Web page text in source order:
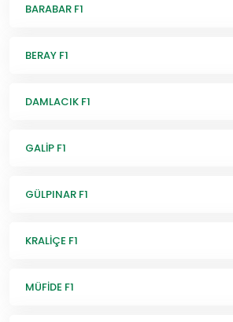
BARABAR F1
BERAY F1
DAMLACIK F1
GALİP F1
GÜLPINAR F1
KRALİÇE F1
MÜFİDE F1